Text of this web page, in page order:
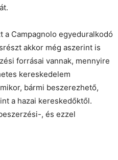
a Campagnolo egyeduralkodó
akkor még aszerint is
forrásai vannak, mennyire
kereskedelem
bármi beszerezhető,
a hazai kereskedőktől.
, és ezzel